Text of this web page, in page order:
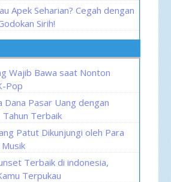
Apek Seharian? Cegah dengan
Sirih!
Wajib Bawa saat Nonton
Pop
Dana Pasar Uang dengan
Tahun Terbaik
Patut Dikunjungi oleh Para
Terbaik di indonesia,
Terpukau